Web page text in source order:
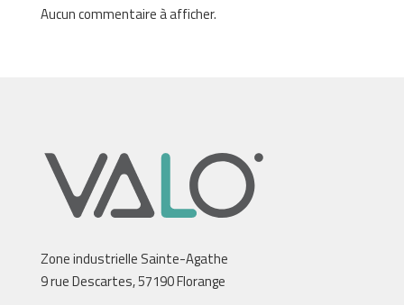
Aucun commentaire à afficher.
Zone industrielle Sainte-Agathe
9 rue Descartes, 57190 Florange